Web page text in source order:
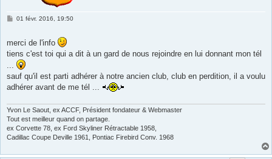
M
a
g
e
01 févr. 2016, 19:50
merci de l'info
tiens c'est toi qui a dit à un gard de nous rejoindre en lui donnant mon tél
...
sauf qu'il est parti adhérer à notre ancien club, club en perdition, il a voulu
adhérer avant de me tél ...
Yvon Le Saout, ex ACCF, Président fondateur & Webmaster
Tout est meilleur quand on partage.
ex Corvette 78, ex Ford Skyliner Rétractable 1958,
Cadillac Coupe Deville 1961, Pontiac Firebird Conv. 1968